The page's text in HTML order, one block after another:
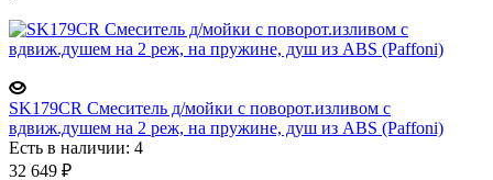
SK179CR Смеситель д/мойки с поворот.изливом с
вдвиж.душем на 2 реж, на пружине, душ из ABS (Paffoni)
Есть в наличии: 4
32 649 ₽